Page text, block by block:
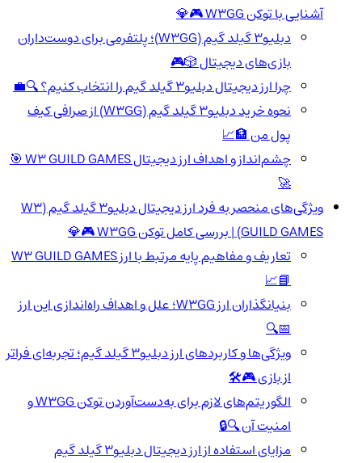
آشنایی با توکن W3GG 🎮💎
دبلیو3 گیلد گیم (W3GG)؛ پلتفرمی برای دوست‌داران
بازی‌های دیجیتال 🎲🎮
چرا ارز دیجیتال دبلیو3 گیلد گیم را انتخاب کنیم؟ 🔍💼
نحوه خرید دبلیو3 گیلد گیم (W3GG) از صرافی کیف
پول من 🏦📈
چشم‌انداز و اهداف ارز دیجیتال W3 GUILD GAMES 🎯
🚀
ویژگی‌های منحصر به فرد ارز دیجیتال دبلیو3 گیلد گیم (W3
GUILD GAMES) | بررسی کامل توکن W3GG 🎮💎
تعاریف و مفاهیم پایه مرتبط با ارز W3 GUILD GAMES
📘📈
بنیانگذاران ارز W3GG؛ علل و اهداف راه‌اندازی این ارز
📅🔍
ویژگی‌ها و کاربردهای ارز دبلیو3 گیلد گیم؛ تجربه‌ای فراتر
از بازی 🎮🛠️
الگوریتم‌های لازم برای به‌دست‌آوردن توکن W3GG و
امنیت آن 🔍🔒
مزایای استفاده از ارز دیجیتال دبلیو3 گیلد گیم